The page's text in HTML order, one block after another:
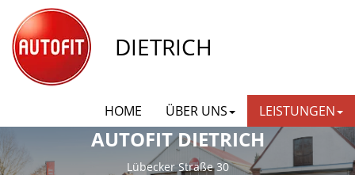
DIETRICH
HOME ÜBER UNS LEISTUNGEN
AUTOFIT DIETRICH
Lübecker Straße 30